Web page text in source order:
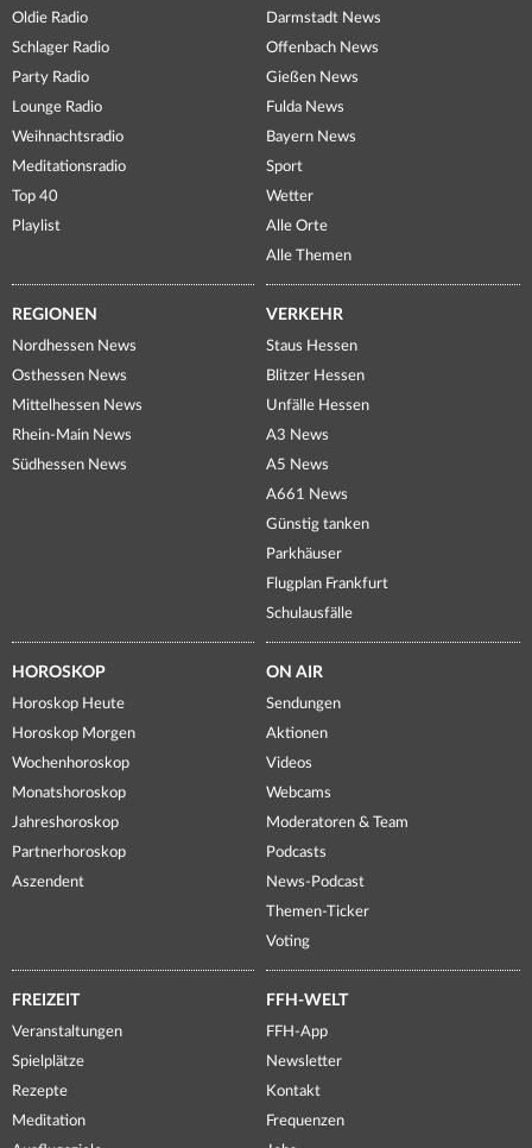
Oldie Radio
Schlager Radio
Party Radio
Lounge Radio
Weihnachtsradio
Meditationsradio
Top 40
Playlist
Darmstadt News
Offenbach News
Gießen News
Fulda News
Bayern News
Sport
Wetter
Alle Orte
Alle Themen
REGIONEN
Nordhessen News
Osthessen News
Mittelhessen News
Rhein-Main News
Südhessen News
VERKEHR
Staus Hessen
Blitzer Hessen
Unfälle Hessen
A3 News
A5 News
A661 News
Günstig tanken
Parkhäuser
Flugplan Frankfurt
Schulausfälle
HOROSKOP
Horoskop Heute
Horoskop Morgen
Wochenhoroskop
Monatshoroskop
Jahreshoroskop
Partnerhoroskop
Aszendent
ON AIR
Sendungen
Aktionen
Videos
Webcams
Moderatoren & Team
Podcasts
News-Podcast
Themen-Ticker
Voting
FREIZEIT
Veranstaltungen
Spielplätze
Rezepte
Meditation
FFH-WELT
FFH-App
Newsletter
Kontakt
Frequenzen